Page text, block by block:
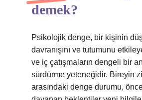
demek?
Psikolojik denge, bir kişinin
davranışını ve tutumunu
ve iç çatışmaların dengeli bir
sürdürme yeteneğidir. Bireyin
arasındaki denge durumu,